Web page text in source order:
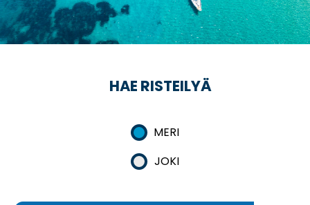
HAE RISTEILYÄ
MERI
JOKI